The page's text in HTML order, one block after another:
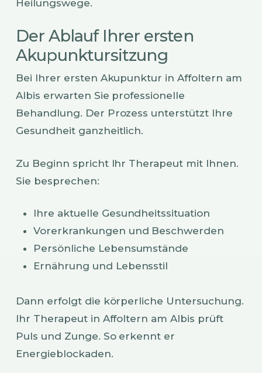
Heilungswege.
Der Ablauf Ihrer ersten
Akupunktursitzung
Bei Ihrer ersten Akupunktur in Affoltern am
Albis erwarten Sie professionelle
Behandlung. Der Prozess unterstützt Ihre
Gesundheit ganzheitlich.
Zu Beginn spricht Ihr Therapeut mit Ihnen.
Sie besprechen:
Ihre aktuelle Gesundheitssituation
Vorerkrankungen und Beschwerden
Persönliche Lebensumstände
Ernährung und Lebensstil
Dann erfolgt die körperliche Untersuchung.
Ihr Therapeut in Affoltern am Albis prüft
Puls und Zunge. So erkennt er
Energieblockaden.